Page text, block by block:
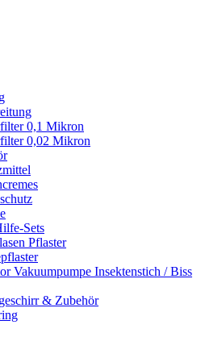
0,1 Mikron
0,02 Mikron
Sets
Pflaster
Vakuumpumpe Insektenstich / Biss
& Zubehör